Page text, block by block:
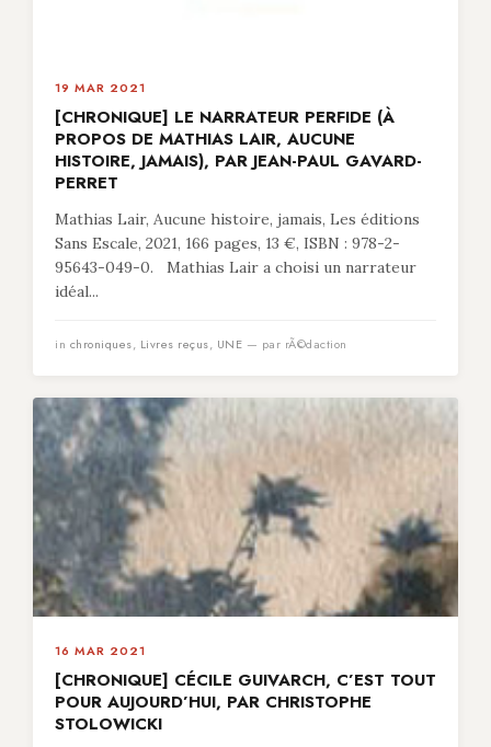
19 MAR 2021
[CHRONIQUE] LE NARRATEUR PERFIDE (À
PROPOS DE MATHIAS LAIR, AUCUNE
HISTOIRE, JAMAIS), PAR JEAN-PAUL GAVARD-
PERRET
Mathias Lair, Aucune histoire, jamais, Les éditions
Sans Escale, 2021, 166 pages, 13 €, ISBN : 978-2-
95643-049-0. Mathias Lair a choisi un narrateur
idéal...
in chroniques, Livres reçus, UNE — par rÃ©daction
16 MAR 2021
[CHRONIQUE] CÉCILE GUIVARCH, C’EST TOUT
POUR AUJOURD’HUI, PAR CHRISTOPHE
STOLOWICKI